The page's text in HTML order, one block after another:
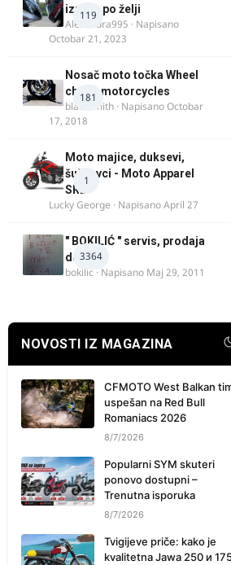
119
izrada po želji
Alexandra995 · Napisano
Octobar 21, 2023
181
Nosač moto točka Wheel
chock motorcycles
blacksmith · NapisanoOctobar
17, 2018
1
Moto majice, duksevi,
šuškavci - Moto Apparel
SRB
Lucky George · NapisanoApril 27
3364
" BOKILIĆ " servis, prodaja
delova
bokilic · Napisano Maj 29, 2011
NOVOSTI IZ MAGAZINA
CFMOTO West Balkan
uspešan na Red Bull
Romaniacs 2026
8/7/2026
Popularni SYM skuteri
ponovo dostupni –
Trenutna isporuka
8/7/2026
Tvigijeve priče: kako je
kvalitetna Jawa 250 и